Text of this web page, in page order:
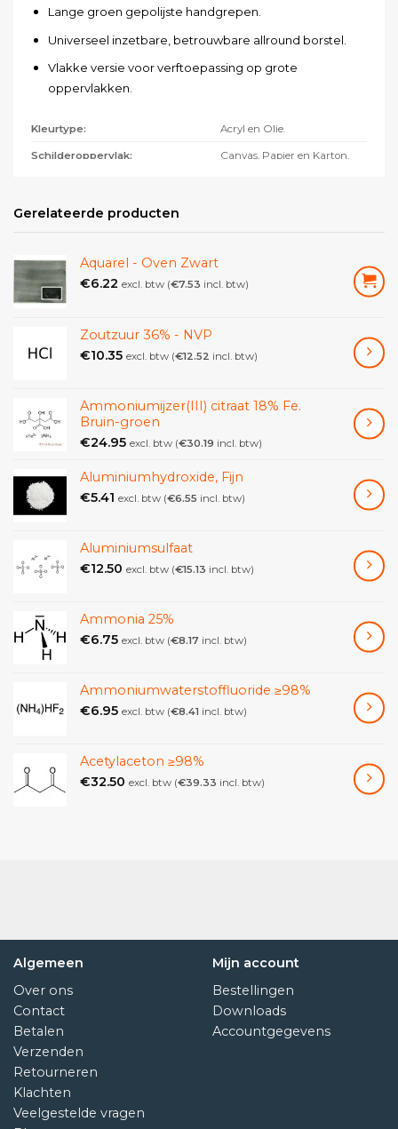
Lange groen gepolijste handgrepen.
Universeel inzetbare, betrouwbare allround borstel.
Vlakke versie voor verftoepassing op grote
oppervlakken.
Kleurtype: Acryl en Olie.
Schilderoppervlak: Canvas, Papier en Karton.
Gerelateerde producten
Aquarel - Oven Zwart
€6.22 excl. btw (€7.53 incl. btw)
Zoutzuur 36% - NVP
€10.35 excl. btw (€12.52 incl. btw)
Ammoniumijzer(III) citraat 18% Fe.
Bruin-groen
€24.95 excl. btw (€30.19 incl. btw)
Aluminiumhydroxide, Fijn
€5.41 excl. btw (€6.55 incl. btw)
Aluminiumsulfaat
€12.50 excl. btw (€15.13 incl. btw)
Ammonia 25%
€6.75 excl. btw (€8.17 incl. btw)
Ammoniumwaterstoffluoride ≥98%
€6.95 excl. btw (€8.41 incl. btw)
Acetylaceton ≥98%
€32.50 excl. btw (€39.33 incl. btw)
Algemeen
Over ons
Contact
Betalen
Verzenden
Retourneren
Klachten
Veelgestelde vragen
Mijn account
Bestellingen
Downloads
Accountgegevens